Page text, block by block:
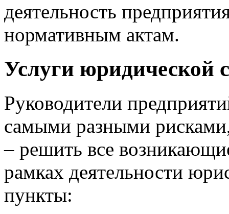
деятельность
нормативным актам.
Услуги юридической
Руководители
самыми разными
– решить все
рамках деятельности
пункты: